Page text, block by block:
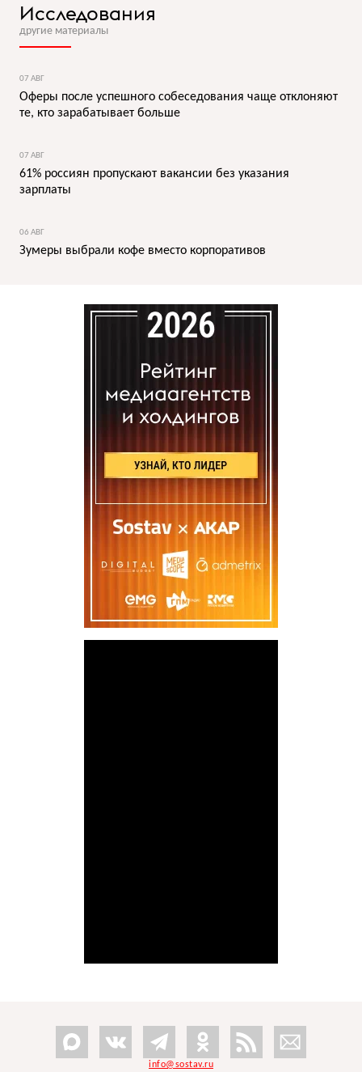
Исследования
другие материалы
07 АВГ
Оферы после успешного собеседования чаще отклоняют
те, кто зарабатывает больше
07 АВГ
61% россиян пропускают вакансии без указания
зарплаты
06 АВГ
Зумеры выбрали кофе вместо корпоративов
info@sostav.ru